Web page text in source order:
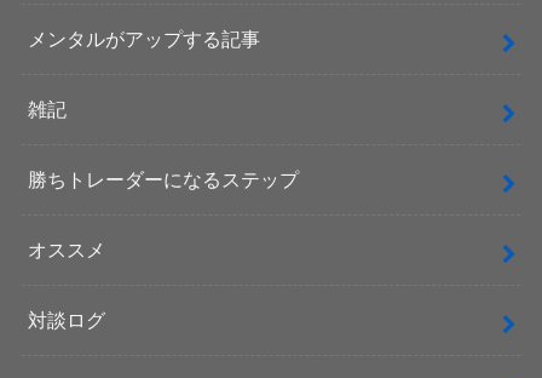
メンタルがアップする記事
雑記
勝ちトレーダーになるステップ
オススメ
対談ログ